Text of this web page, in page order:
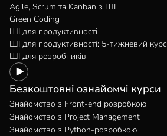
Agile, Scrum та Kanban з ШІ
Green Coding
ШІ для продуктивності
ШІ для продуктивності: 5-тижневий курс
ШІ для розробників
Безкоштовні ознайомчі курси
Знайомство з Front-end розробкою
Знайомство з Project Management
Знайомство з Python-розробкою